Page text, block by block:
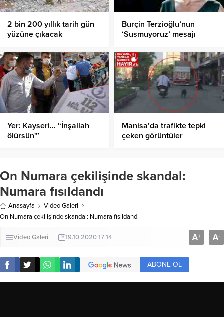
2 bin 200 yıllık tarih gün
yüzüne çıkacak
Burçin Terzioğlu’nun
‘Susmuyoruz’ mesajı
Yer: Kayseri… “İnşallah
ölürsün'”
Manisa’da trafikte tepki
çeken görüntüler
On Numara çekilişinde skandal:
Numara fısıldandı
Anasayfa
Video Galeri
On Numara çekilişinde skandal: Numara fısıldandı
Video Galeri 19.10.2020 17:14 A+ A-
ABONE OL